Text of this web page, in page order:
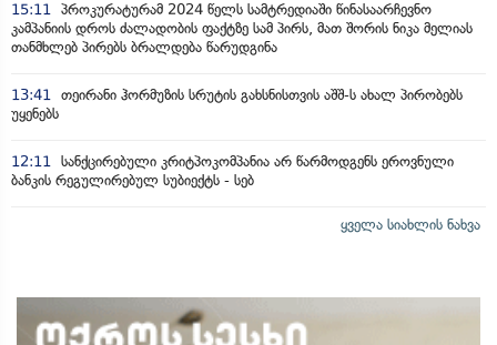
15:11 პროკურატურამ 2024 წელს სამტრედიაში წინასაარჩევნო
კამპანიის დროს ძალადობის ფაქტზე სამ პირს, მათ შორის ნიკა მელიას
თანმხლებ პირებს ბრალდება წარუდგინა
13:41 თეირანი ჰორმუზის სრუტის გახსნისთვის აშშ-ს ახალ პირობებს
უყენებს
12:11 სანქცირებული კრიტპოკომპანია არ წარმოდგენს ეროვნული
ბანკის რეგულირებულ სუბიექტს - სებ
ყველა სიახლის ნახვა